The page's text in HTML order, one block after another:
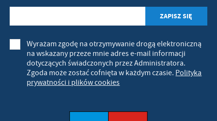
Wyrażam zgodę na otrzymywanie drogą elektroniczną
na wskazany przeze mnie adres e-mail informacji
dotyczących świadczonych przez Administratora.
Zgoda może zostać cofnięta w każdym czasie. Polityka
prywatności i plików cookies